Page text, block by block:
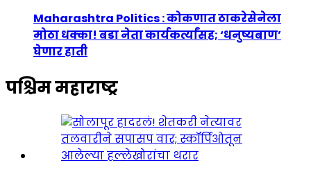
Maharashtra Politics : कोकणात ठाकरेसेनेला
मोठा धक्का! बडा नेता कार्यकर्त्यांसह; ‘धनुष्यबाण’
घेणार हाती
पश्चिम महाराष्ट्र